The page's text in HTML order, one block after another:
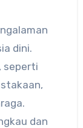
dini.
seperti
dan